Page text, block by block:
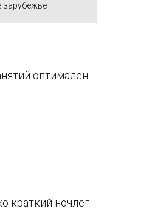
зарубежье
оптимален
краткий ночлег